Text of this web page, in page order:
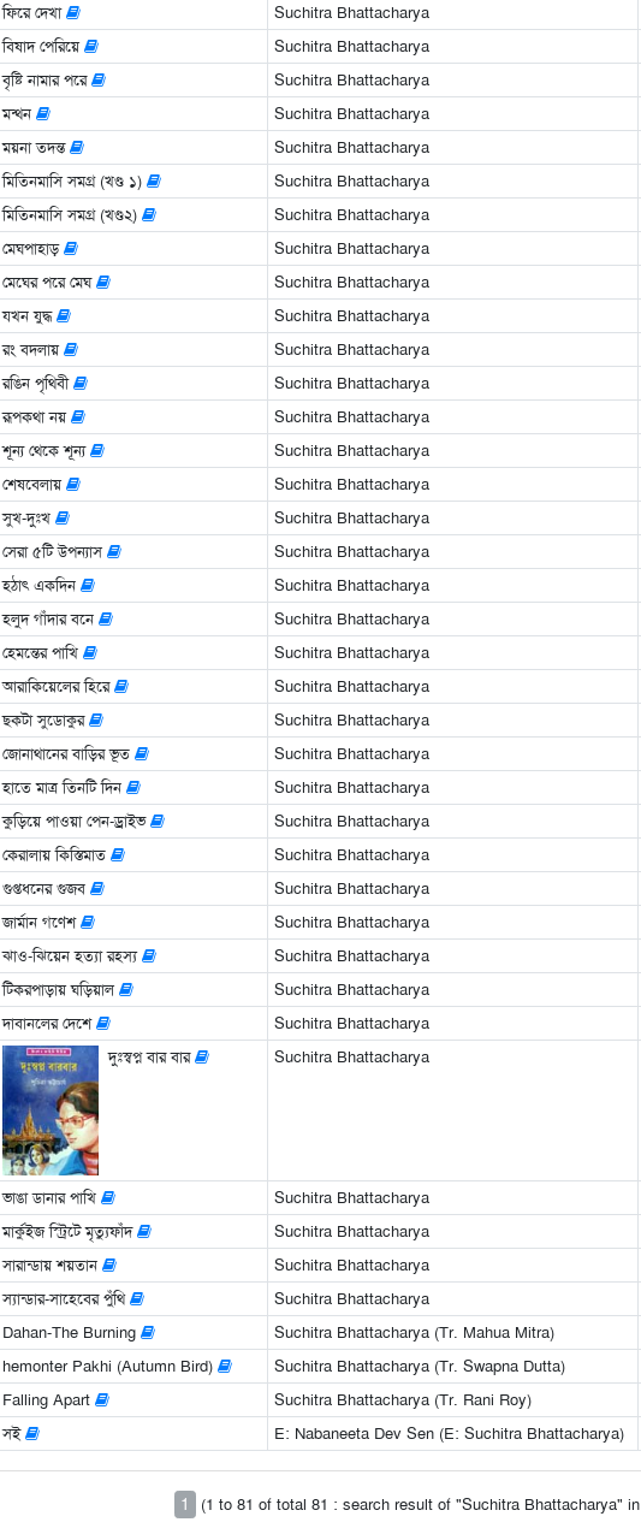
ফিরে দেখা
Suchitra Bhattacharya
বিষাদ পেরিয়ে
Suchitra Bhattacharya
বৃষ্টি নামার পরে
Suchitra Bhattacharya
মন্থন
Suchitra Bhattacharya
ময়না তদন্ত
Suchitra Bhattacharya
মিতিনমাসি সমগ্র (খণ্ড ১)
Suchitra Bhattacharya
মিতিনমাসি সমগ্র (খণ্ড২)
Suchitra Bhattacharya
মেঘপাহাড়
Suchitra Bhattacharya
মেঘের পরে মেঘ
Suchitra Bhattacharya
যখন যুদ্ধ
Suchitra Bhattacharya
রং বদলায়
Suchitra Bhattacharya
রঙিন পৃথিবী
Suchitra Bhattacharya
রূপকথা নয়
Suchitra Bhattacharya
শূন্য থেকে শূন্য
Suchitra Bhattacharya
শেষবেলায়
Suchitra Bhattacharya
সুখ-দুঃখ
Suchitra Bhattacharya
সেরা ৫টি উপন্যাস
Suchitra Bhattacharya
হঠাৎ একদিন
Suchitra Bhattacharya
হলুদ গাঁদার বনে
Suchitra Bhattacharya
হেমন্তের পাখি
Suchitra Bhattacharya
আরাকিয়েলের হিরে
Suchitra Bhattacharya
ছকটা সুডোকুর
Suchitra Bhattacharya
জোনাথানের বাড়ির ভূত
Suchitra Bhattacharya
হাতে মাত্র তিনটি দিন
Suchitra Bhattacharya
কুড়িয়ে পাওয়া পেন-ড্রাইভ
Suchitra Bhattacharya
কেরালায় কিস্তিমাত
Suchitra Bhattacharya
গুপ্তধনের গুজব
Suchitra Bhattacharya
জার্মান গণেশ
Suchitra Bhattacharya
ঝাও-ঝিয়েন হত্যা রহস্য
Suchitra Bhattacharya
টিকরপাড়ায় ঘড়িয়াল
Suchitra Bhattacharya
দাবানলের দেশে
Suchitra Bhattacharya
দুঃস্বপ্ন বার বার
Suchitra Bhattacharya
ভাঙা ডানার পাখি Suchitra Bhattacharya
মার্কুইজ স্ট্রিটে মৃত্যুফাঁদ
Suchitra Bhattacharya
সারান্ডায় শয়তান
Suchitra Bhattacharya
স্যান্ডার-সাহেবের পুঁথি
Suchitra Bhattacharya
Dahan-The Burning
Suchitra Bhattacharya (Tr. Mahua Mitra)
hemonter Pakhi (Autumn Bird)
Suchitra Bhattacharya (Tr. Swapna Dutta)
Falling Apart
Suchitra Bhattacharya (Tr. Rani Roy)
সই
E: Nabaneeta Dev Sen (E: Suchitra Bhattacharya)
1 (1 to 81 of total 81 : search result of "Suchitra Bhattacharya" in